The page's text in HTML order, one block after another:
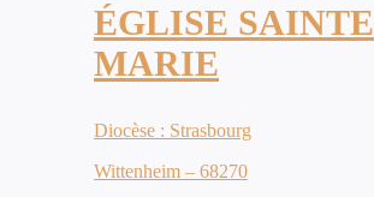
ÉGLISE SAINTE
MARIE
Diocèse : Strasbourg
Wittenheim – 68270